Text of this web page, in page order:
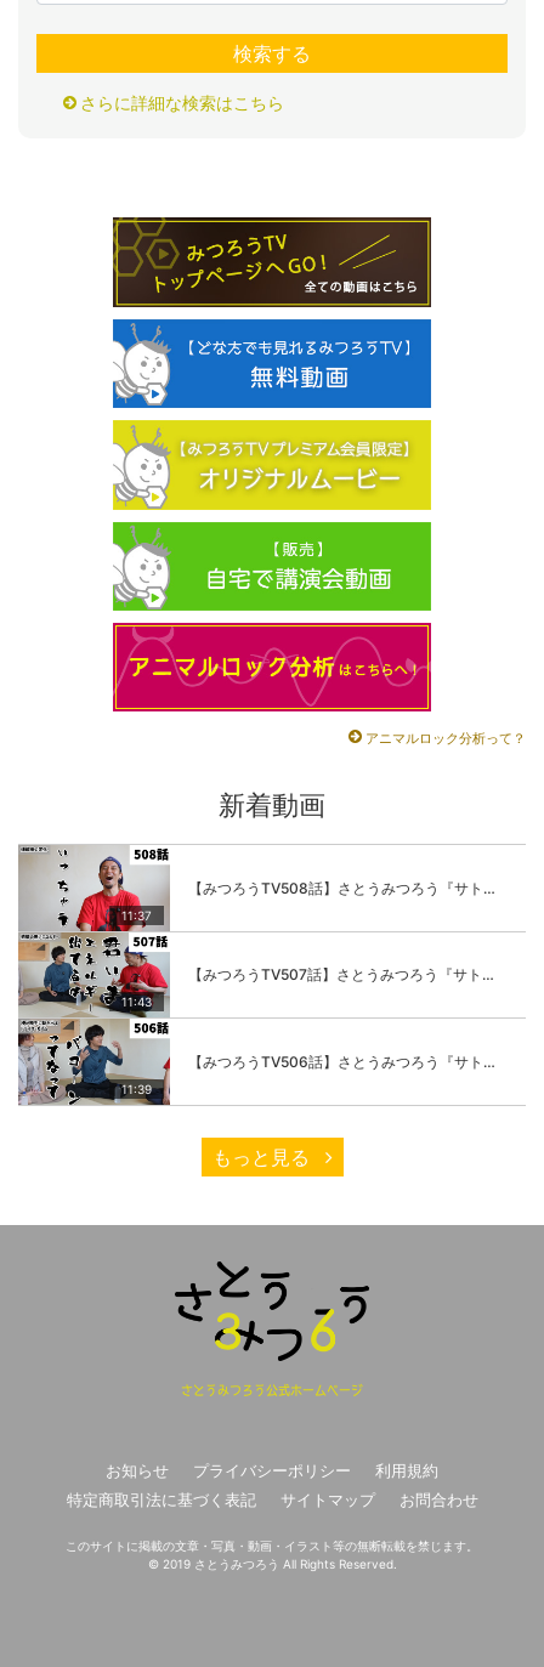
検索する
さらに詳細な検索はこちら
アニマルロック分析って？
新着動画
11:37
【みつろうTV508話】さとうみつろう『サトレル男塾』編④「“毎日”が変わります。楽しく」
11:43
【みつろうTV507話】さとうみつろう『サトレル男塾』編③「快楽は“自分のカラダの内側”にしかない」
11:39
【みつろうTV506話】さとうみつろう『サトレル男塾』編②「不思議な棒をお尻に…」
もっと見る
さとうみつろう公式ホームページ
お知らせ プライバシーポリシー
利用規約
特定商取引法に基づく表記
サイトマップ お問合わせ
このサイトに掲載の文章・写真・動画・イラスト等の無断転載を禁じます。
© 2019 さとうみつろう All Rights Reserved.